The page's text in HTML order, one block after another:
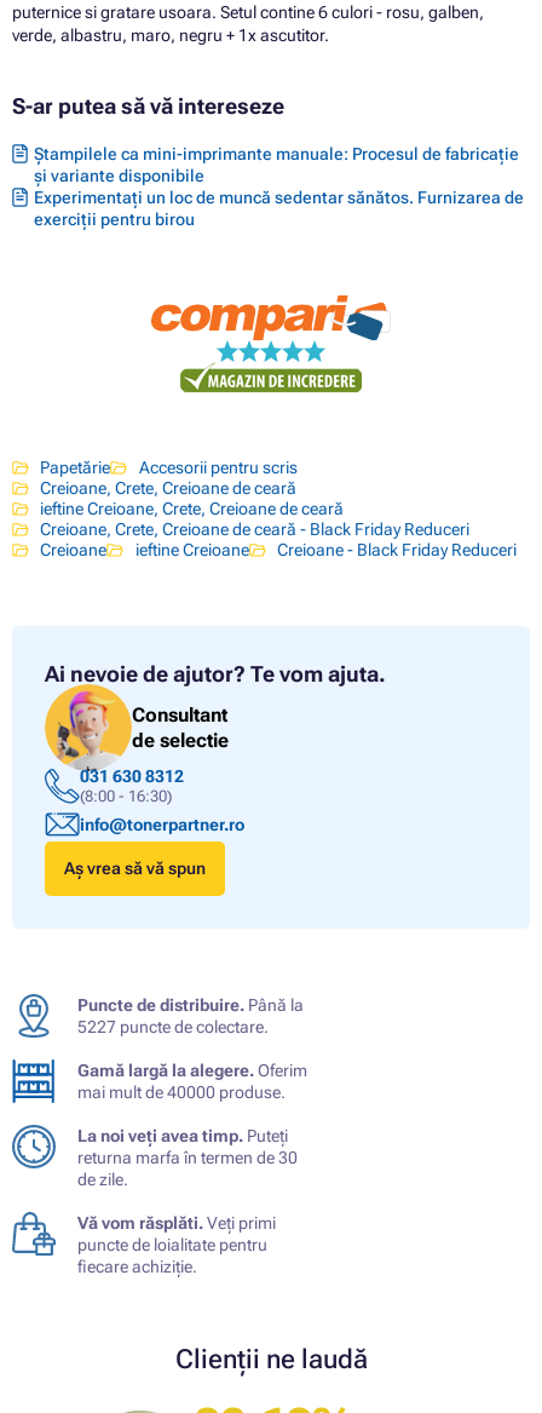
puternice si gratare usoara. Setul contine 6 culori - rosu, galben,
verde, albastru, maro, negru + 1x ascutitor.
S-ar putea să vă intereseze
Ștampilele ca mini-imprimante manuale: Procesul de fabricație
și variante disponibile
Experimentați un loc de muncă sedentar sănătos. Furnizarea de
exerciții pentru birou
Papetărie
Accesorii pentru scris
Creioane, Crete, Creioane de ceară
ieftine Creioane, Crete, Creioane de ceară
Creioane, Crete, Creioane de ceară - Black Friday Reduceri
Creioane
ieftine Creioane Creioane - Black Friday Reduceri
Ai nevoie de ajutor? Te vom ajuta.
Consultant
de selectie
031 630 8312
(8:00 - 16:30)
info@tonerpartner.ro
Aș vrea să vă spun
Puncte de distribuire. Până la
5227 puncte de colectare.
Gamă largă la alegere.Oferim
mai mult de 40000 produse.
La noi veți avea timp. Puteți
returna marfa în termen de 30
de zile.
Vă vom răsplăti.Veți primi
puncte de loialitate pentru
fiecare achiziție.
Clienții ne laudă